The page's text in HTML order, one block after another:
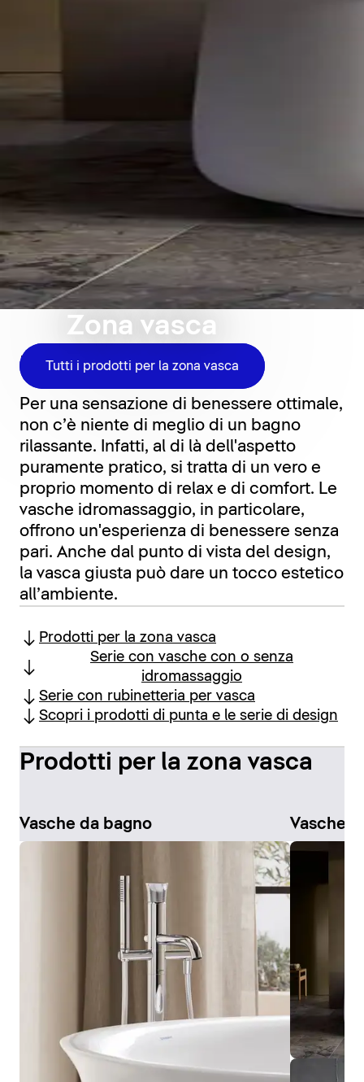
Zona vasca
Tutti i prodotti per la zona vasca
Relax per tutti i giorni
Per una sensazione di benessere ottimale,
non c’è niente di meglio di un bagno
rilassante. Infatti, al di là dell'aspetto
puramente pratico, si tratta di un vero e
proprio momento di relax e di comfort. Le
vasche idromassaggio, in particolare,
offrono un'esperienza di benessere senza
pari. Anche dal punto di vista del design,
la vasca giusta può dare un tocco estetico
all’ambiente.
Prodotti per la zona vasca
Serie con vasche con o senza
idromassaggio
Serie con rubinetteria per vasca
Scopri i prodotti di punta e le serie di design
Prodotti per la zona vasca
Vasche da bagno Vasche